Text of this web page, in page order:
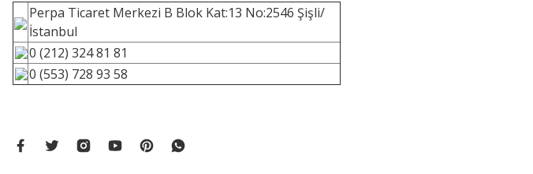
Perpa Ticaret Merkezi B Blok Kat:13 No:2546 Şişli/
İstanbul
0 (212) 324 81 81
0 (553) 728 93 58